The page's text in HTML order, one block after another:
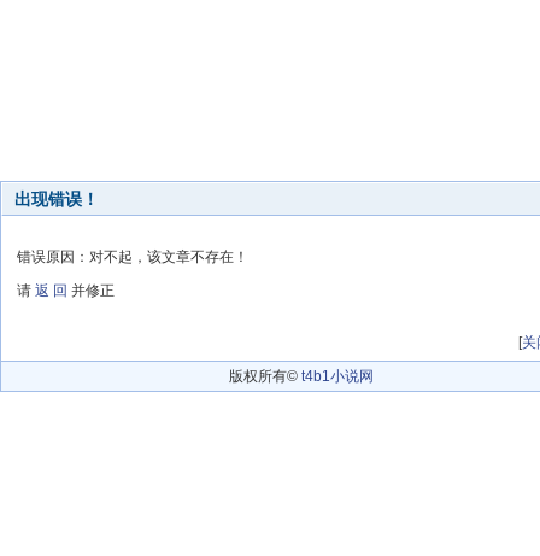
出现错误！
错误原因：对不起，该文章不存在！
请 返 回 并修正
[关
版权所有© t4b1小说网